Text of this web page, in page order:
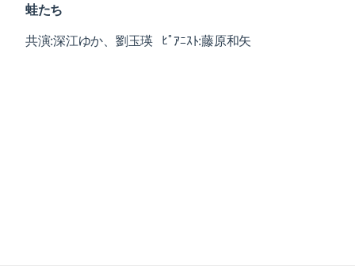
蛙たち
共演:深江ゆか、劉玉瑛 ﾋﾟｱﾆｽﾄ:藤原和矢